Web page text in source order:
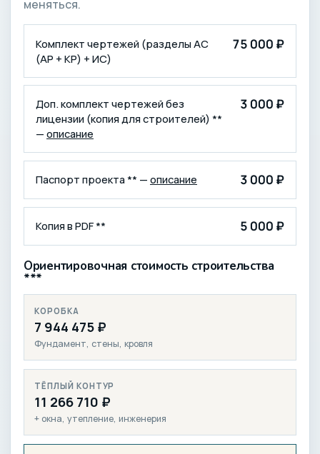
меняться.
КОМПЛЕКТАЦИЯ
ЦЕНА (₽)
Комплект чертежей (разделы АС
(АР + КР) + ИС)
75 000 ₽
Доп. комплект чертежей без
лицензии (копия для строителей) **
— описание
3 000 ₽
Паспорт проекта ** — описание 3 000 ₽
Копия в PDF ** 5 000 ₽
Ориентировочная стоимость строительства
***
КОРОБКА
7 944 475 ₽
Фундамент, стены, кровля
ТЁПЛЫЙ КОНТУР
11 266 710 ₽
+ окна, утепление, инженерия